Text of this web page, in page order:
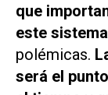
que
este
polémicas.
será el